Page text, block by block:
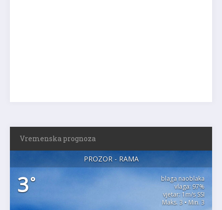
Vremenska prognoza
PROZOR - RAMA
3°
blaga naoblaka
vlaga: 97%
vjetar: 1m/s SSI
Maks. 3 • Min. 3